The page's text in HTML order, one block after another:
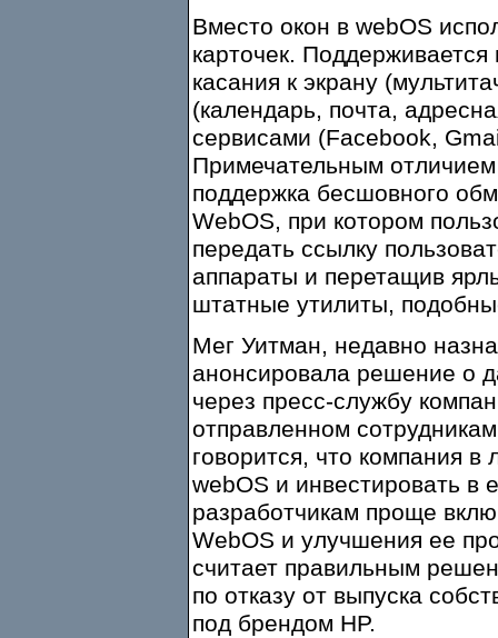
Вместо окон в webOS
карточек.
касания к экрану
(календарь, почта,
сервисами (Facebook,
Примечательным отличием
поддержка бесшовного
WebOS, при котором
передать ссылку
аппараты и перетащив
штатные утилиты,
Мег Уитман, недавно
анонсировала решение о
через пресс-службу
отправленном
говорится, что компания
webOS и инвестировать в
разработчикам проще
WebOS и улучшения ее
считает правильным
по отказу от выпуска
под брендом HP.